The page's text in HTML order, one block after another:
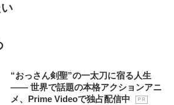
“おっさん剣聖”の一太刀に宿る人生
―― 世界で話題の本格アクションアニ
メ、Prime Videoで独占配信中
P R